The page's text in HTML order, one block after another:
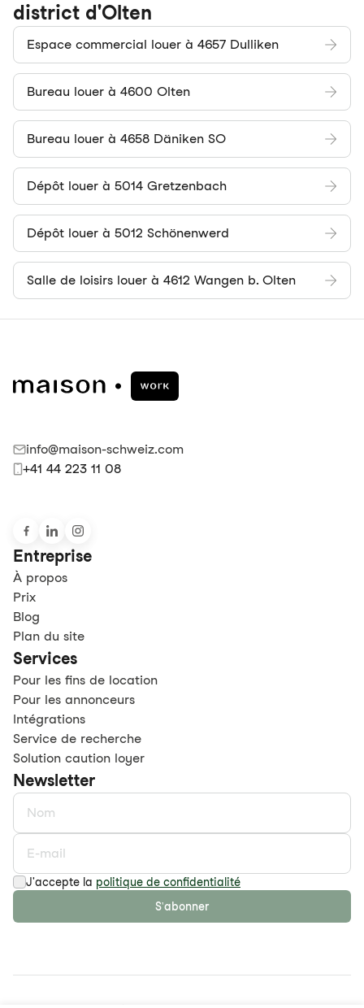
district d'Olten
Espace commercial louer à 4657 Dulliken
Bureau louer à 4600 Olten
Bureau louer à 4658 Däniken SO
Dépôt louer à 5014 Gretzenbach
Dépôt louer à 5012 Schönenwerd
Salle de loisirs louer à 4612 Wangen b. Olten
info@maison-schweiz.com
+41 44 223 11 08
Entreprise
À propos
Prix
Blog
Plan du site
Services
Pour les fins de location
Pour les annonceurs
Intégrations
Service de recherche
Solution caution loyer
Newsletter
J'accepte la politique de confidentialité
S'abonner